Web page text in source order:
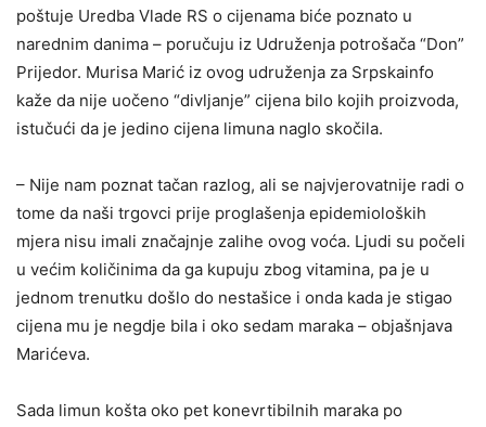
poštuje Uredba Vlade RS o cijenama biće poznato u
narednim danima – poručuju iz Udruženja potrošača “Don”
Prijedor. Murisa Marić iz ovog udruženja za Srpskainfo
kaže da nije uočeno “divljanje” cijena bilo kojih proizvoda,
istučući da je jedino cijena limuna naglo skočila.
– Nije nam poznat tačan razlog, ali se najvjerovatnije radi o
tome da naši trgovci prije proglašenja epidemioloških
mjera nisu imali značajnje zalihe ovog voća. Ljudi su počeli
u većim količinima da ga kupuju zbog vitamina, pa je u
jednom trenutku došlo do nestašice i onda kada je stigao
cijena mu je negdje bila i oko sedam maraka – objašnjava
Marićeva.
Sada limun košta oko pet konevrtibilnih maraka po